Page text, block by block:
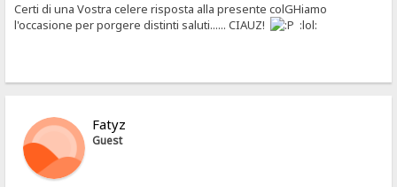
Certi di una Vostra celere risposta alla presente colGHiamo
l'occasione per porgere distinti saluti...... CIAUZ!
:lol:
Fatyz
Guest